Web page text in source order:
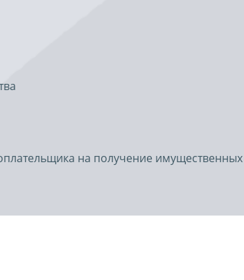
на получение имущественных